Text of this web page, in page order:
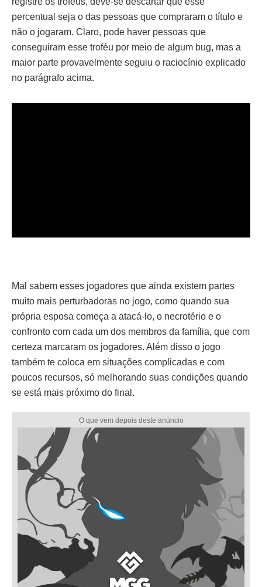
percentual seja o das pessoas que compraram o título e
não o jogaram. Claro, pode haver pessoas que
conseguiram esse troféu por meio de algum bug, mas a
maior parte provavelmente seguiu o raciocínio explicado
no parágrafo acima.
Mal sabem esses jogadores que ainda existem partes
muito mais perturbadoras no jogo, como quando sua
própria esposa começa a atacá-lo, o necrotério e o
confronto com cada um dos membros da família, que com
certeza marcaram os jogadores. Além disso o jogo
também te coloca em situações complicadas e com
poucos recursos, só melhorando suas condições quando
se está mais próximo do final.